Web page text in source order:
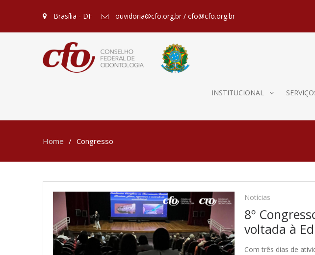
Brasília - DF ouvidoria@cfo.org.br / cfo@cfo.org.br
INSTITUCIONAL
Home Congresso
Notícias
8º
voltada à
Com três dias de